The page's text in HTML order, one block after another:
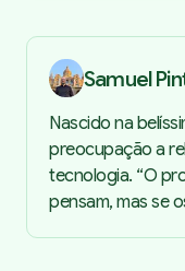
Samuel
Nascido na
preocupação a
tecnologia. “O
pensam, mas se